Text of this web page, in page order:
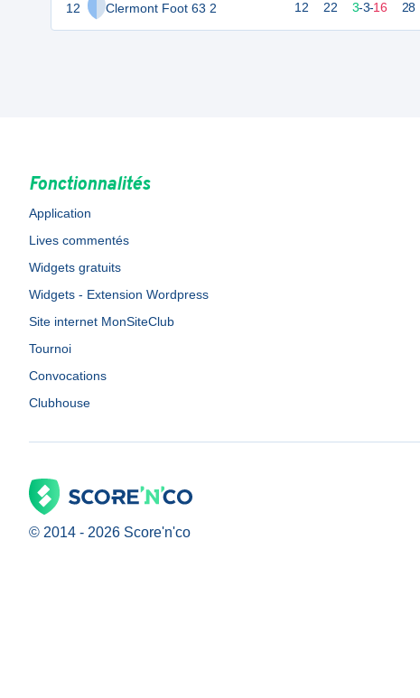
12 Clermont Foot 63 2 12 22 3-3-16 28
Fonctionnalités
Application
Lives commentés
Widgets gratuits
Widgets - Extension Wordpress
Site internet MonSiteClub
Tournoi
Convocations
Clubhouse
© 2014 - 2026 Score'n'co